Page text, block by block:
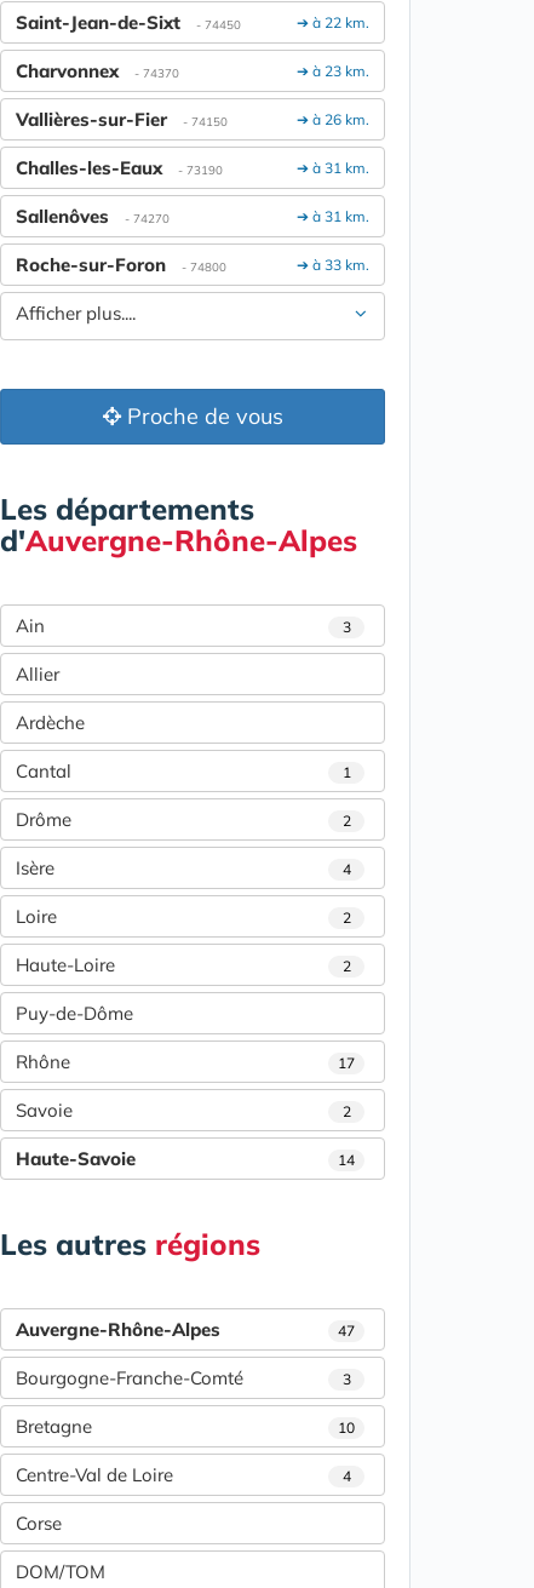
➔ à 22 km.
Saint-Jean-de-Sixt - 74450
➔ à 23 km.
Charvonnex - 74370
➔ à 26 km.
Vallières-sur-Fier - 74150
➔ à 31 km.
Challes-les-Eaux - 73190
➔ à 31 km.
Sallenôves - 74270
➔ à 33 km.
Roche-sur-Foron - 74800
Afficher plus....
Proche de vous
Les départements
d'Auvergne-Rhône-Alpes
Ain 3
Allier
Ardèche
Cantal 1
Drôme 2
Isère 4
Loire 2
Haute-Loire 2
Puy-de-Dôme
Rhône 17
Savoie 2
Haute-Savoie 14
Les autres régions
Auvergne-Rhône-Alpes 47
Bourgogne-Franche-Comté 3
Bretagne 10
Centre-Val de Loire 4
Corse
DOM/TOM